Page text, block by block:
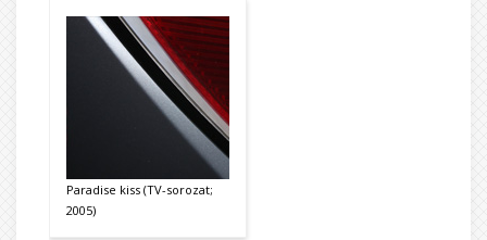
Paradise kiss (TV-sorozat;
2005)